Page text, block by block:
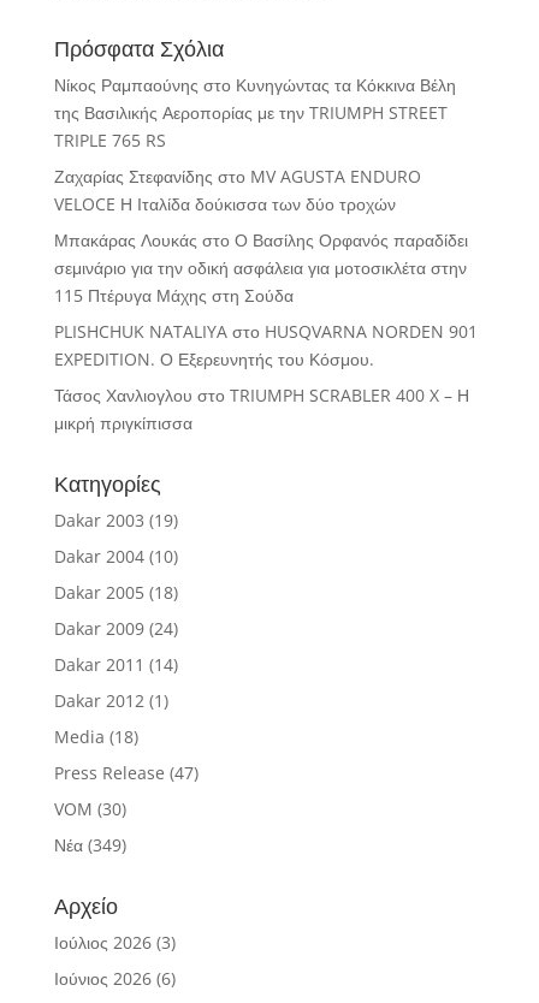
Πρόσφατα Σχόλια
Νίκος Ραμπαούνης στο Κυνηγώντας τα Κόκκινα Βέλη
της Βασιλικής Αεροπορίας με την TRIUMPH STREET
TRIPLE 765 RS
Ζαχαρίας Στεφανίδης στο MV AGUSTA ENDURO
VELOCE Η Ιταλίδα δούκισσα των δύο τροχών
Μπακάρας Λουκάς στο Ο Βασίλης Ορφανός παραδίδει
σεμινάριο για την οδική ασφάλεια για μοτοσικλέτα στην
115 Πτέρυγα Μάχης στη Σούδα
PLISHCHUK NATALIYAστο HUSQVARNA NORDEN 901
EXPEDITION. Ο Εξερευνητής του Κόσμου.
Τάσος Χανλιογλου στο TRIUMPH SCRABLER 400 X – Η
μικρή πριγκίπισσα
Κατηγορίες
Dakar 2003 (19)
Dakar 2004(10)
Dakar 2005(18)
Dakar 2009(24)
Dakar 2011 (14)
Dakar 2012(1)
Media (18)
Press Release (47)
VOM (30)
Νέα(349)
Αρχείο
Ιούλιος 2026(3)
Ιούνιος 2026(6)